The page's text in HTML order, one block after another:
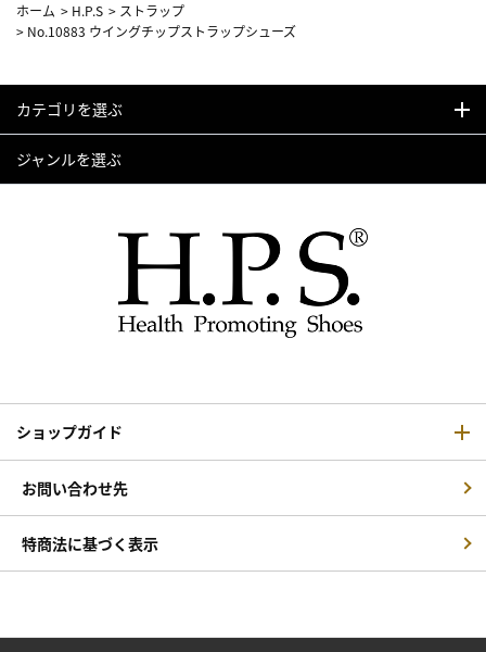
ホーム > H.P.S > ストラップ
> No.10883 ウイングチップストラップシューズ
カテゴリを選ぶ
ジャンルを選ぶ
ショップガイド
お問い合わせ先
特商法に基づく表示